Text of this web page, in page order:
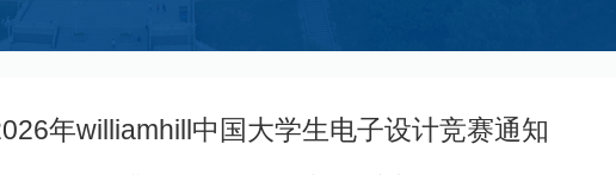
年williamhill中国大学生电子设计竞赛通知